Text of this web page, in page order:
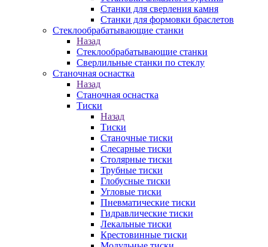
Станки для сверления камня
Станки для формовки браслетов
Стеклообрабатывающие станки
Назад
Стеклообрабатывающие станки
Сверлильные станки по стеклу
Станочная оснастка
Назад
Станочная оснастка
Тиски
Назад
Тиски
Станочные тиски
Слесарные тиски
Столярные тиски
Трубные тиски
Глобусные тиски
Угловые тиски
Пневматические тиски
Гидравлические тиски
Лекальные тиски
Крестовинные тиски